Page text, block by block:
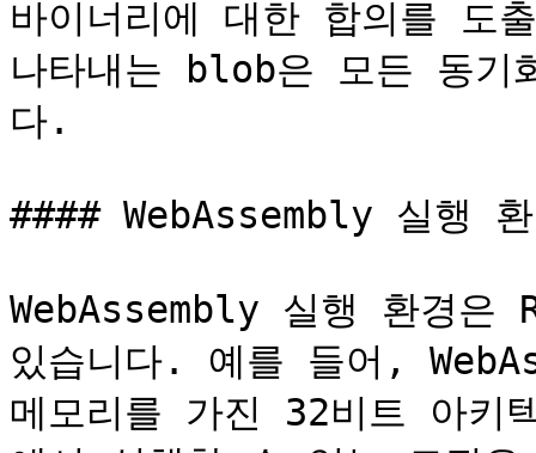
바이너리에 대한 합의를 도
나타내는 blob은 모든 동기
다.
#### WebAssembly 실행
WebAssembly 실행 환경은
있습니다. 예를 들어,
메모리를 가진 32비트 아키